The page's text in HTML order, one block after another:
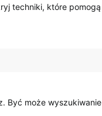
techniki, które
Być może